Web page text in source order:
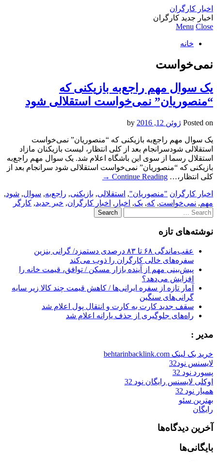
اخبار کارگران
اخبار جدید کارگران
Menu Close
خانه
نمی‌خواست
یک سوال مهم راجع‌به بازیکنی که
“منصوریان” نمی‌خواست استقلالی شود
Posted on ژوئن 12, 2016
یک سوال مهم راجع‌به بازیکنی که “منصوریان” نمی‌خواست
استقلالی شودسرانجام بعد از کلی انتظار، لیست بازیکنان مازاد
استقلال رسما از سوی این باشگاه اعلام شد. یک سوال مهم راجع‌به
بازیکنی که “منصوریان” نمی‌خواست استقلالی شود سرانجام بعد از
کلی انتظار،… Continue Reading
→
اخبار کارگران "منصوریان", استقلالی, بازیکنی, راجع‌به, سوال, شود,
مهم, نمی‌خواست, که, یک, اخبار , اخبار کارگران, خبر جدید, کارگر
Search
for:
نوشته‌های تازه
عقب‌ماندگی ۶۸ تا ۸۳ درصدی دستمزد/ گرانی بنزین
سفره‌های خالی کارگران را ذوب می‌کند
پیش‌بینی مهم از آینده بازار مسکن / توافق، قیمت خانه را
افزایش می‌دهد؟
آمار تازه از سفره ایرانی‌ها / کاهش قیمت چند کالا زیر سایه
گرانی‌های سنگین
سقف جدید کارت به کارت و انتقال پول اعلام شد
راه‌های جلوگیری از حذف یارانه اعلام شد
مدیر :
خرید بک لینک behtarinbacklink.com
لایسنس نود32
پسورد نود 32
اوکلی لایسنس رایگان نود 32
همیار نود 32
بهترین سئو
رایگان
آخرین دیدگاه‌ها
بایگانی‌ها